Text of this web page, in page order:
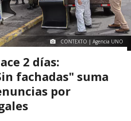
CONTEXTO | Agencia UNO
2 días:
fachadas" suma
por